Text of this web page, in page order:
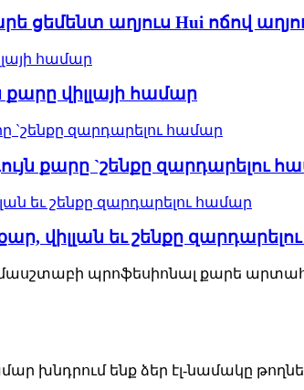
ցեմենտ աղյուս Hui ոճով
քարը վիլլայի համար
քարը `շենքը զարդարելու
վիլլան եւ շենքը
եւ մասշտաբի պրոֆեսիոնալ քարե
խնդրում ենք ձեր էլ-նամակը